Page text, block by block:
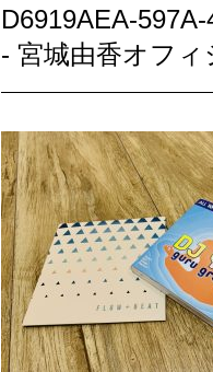
D6919AEA-
- 宮城由香オフ